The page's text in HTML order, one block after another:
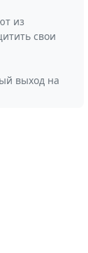
из
свои
выход на